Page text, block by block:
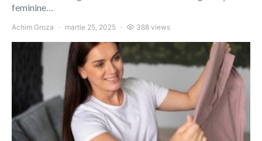
feminine…
Achim Groza martie 25, 2025 388 views